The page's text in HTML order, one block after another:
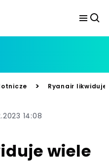
> Ryanair
14:08
wiele